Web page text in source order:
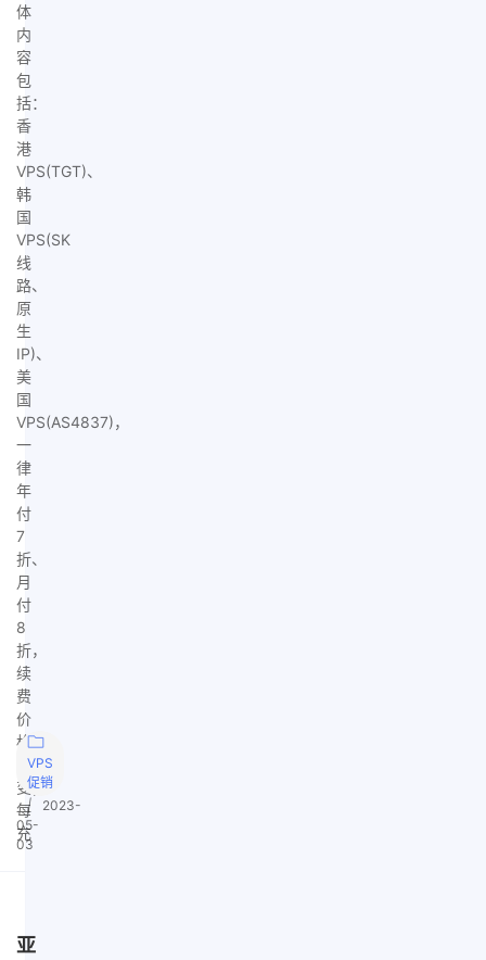
体
内
容
包
括：
香
港
VPS(TGT)、
韩
国
VPS(SK
线
路、
原
生
IP)、
美
国
VPS(AS4837)，
一
律
年
付
7
折、
月
付
8
折，
续
费
价
格
不
变；
每
充
VPS
促销
|
2023-
05-
03
亚